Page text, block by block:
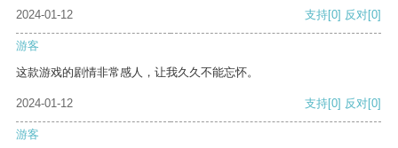
2024-01-12
支持[0] 反对[0]
游客
这款游戏的剧情非常感人，让我久久不能忘怀。
2024-01-12 支持[0] 反对[0]
游客